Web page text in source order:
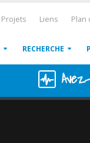
Projets Liens Plan
RECHERCHE